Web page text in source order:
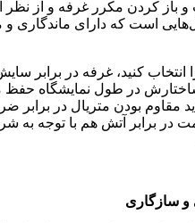
و باز کردن مکرر غرفه و از نظر
است که دارای ماندگاری و
انتخاب کنید، غرفه در برابر
در طول نمایشگاه
مقاوم بودن متریال در برابر
در برابر آتش هم با توجه به
و سازگاری